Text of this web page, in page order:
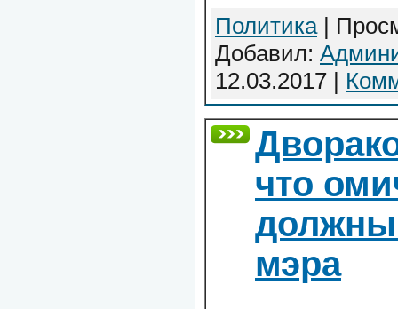
Политика|
Добавил:
12.03.2017 |
что
мэра